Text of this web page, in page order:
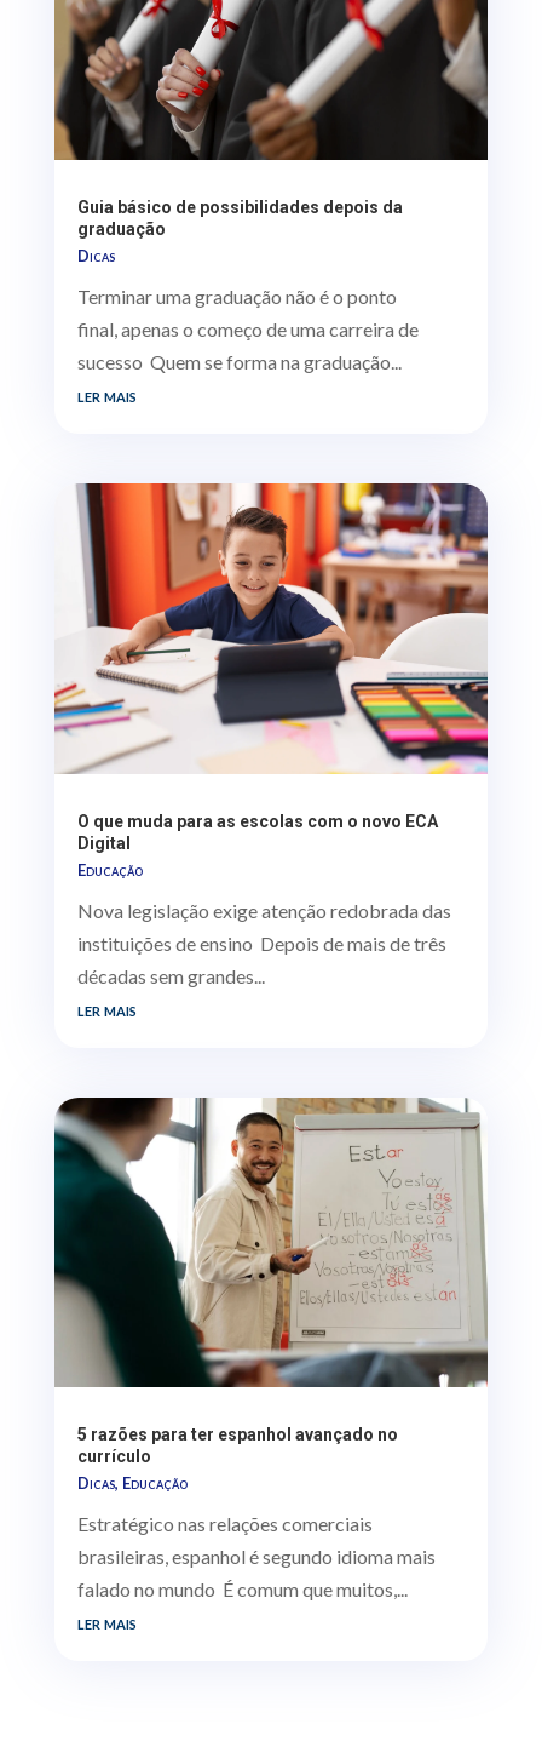
Guia básico de possibilidades depois da
graduação
Dicas
Terminar uma graduação não é o ponto
final, apenas o começo de uma carreira de
sucesso Quem se forma na graduação...
ler mais
O que muda para as escolas com o novo ECA
Digital
Educação
Nova legislação exige atenção redobrada das
instituições de ensino Depois de mais de três
décadas sem grandes...
ler mais
5 razões para ter espanhol avançado no
currículo
Dicas, Educação
Estratégico nas relações comerciais
brasileiras, espanhol é segundo idioma mais
falado no mundo É comum que muitos,...
ler mais